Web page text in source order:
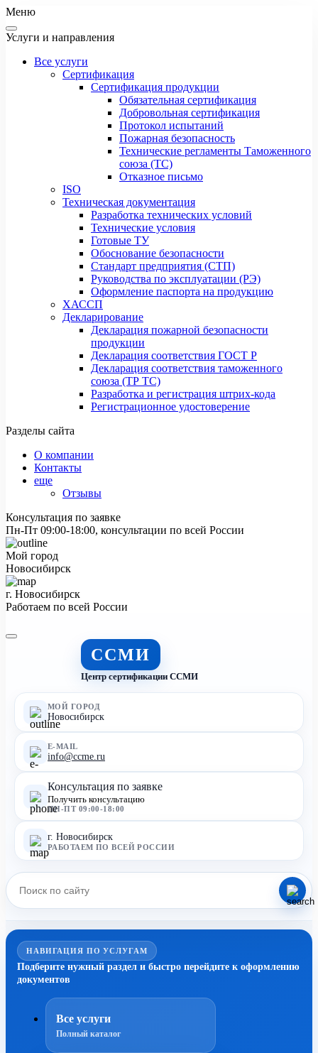
Меню
Услуги и направления
Все услуги
Сертификация
Сертификация продукции
Обязательная сертификация
Добровольная сертификация
Протокол испытаний
Пожарная безопасность
Технические регламенты Таможенного
союза (ТС)
Отказное письмо
ISO
Техническая документация
Разработка технических условий
Технические условия
Готовые ТУ
Обоснование безопасности
Стандарт предприятия (СТП)
Руководства по эксплуатации (РЭ)
Оформление паспорта на продукцию
ХАССП
Декларирование
Декларация пожарной безопасности
продукции
Декларация соответствия ГОСТ Р
Декларация соответствия таможенного
союза (ТР ТС)
Разработка и регистрация штрих-кода
Регистрационное удостоверение
Разделы сайта
О компании
Контакты
еще
Отзывы
Консультация по заявке
Пн-Пт 09:00-18:00, консультации по всей России
Мой город
Новосибирск
г. Новосибирск
Работаем по всей России
ССМИ
Центр сертификации ССМИ
МОЙ ГОРОД
Новосибирск
E-MAIL
info@ccme.ru
Консультация по заявке
Получить консультацию
ПН-ПТ 09:00-18:00
г. Новосибирск
РАБОТАЕМ ПО ВСЕЙ РОССИИ
НАВИГАЦИЯ ПО УСЛУГАМ
Подберите нужный раздел и быстро перейдите к оформлению
документов
Все услуги
Полный каталог